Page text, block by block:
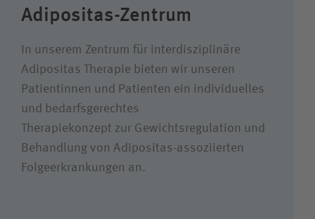
Suchwert
Adipositas-Zentrum
In unserem Zentrum für interdisziplinäre
Adipositas Therapie bieten wir unseren
Patientinnen und Patienten ein individuelles
und bedarfsgerechtes
Therapiekonzept zur Gewichtsregulation und
Behandlung von Adipositas-assoziierten
Folgeerkrankungen an.